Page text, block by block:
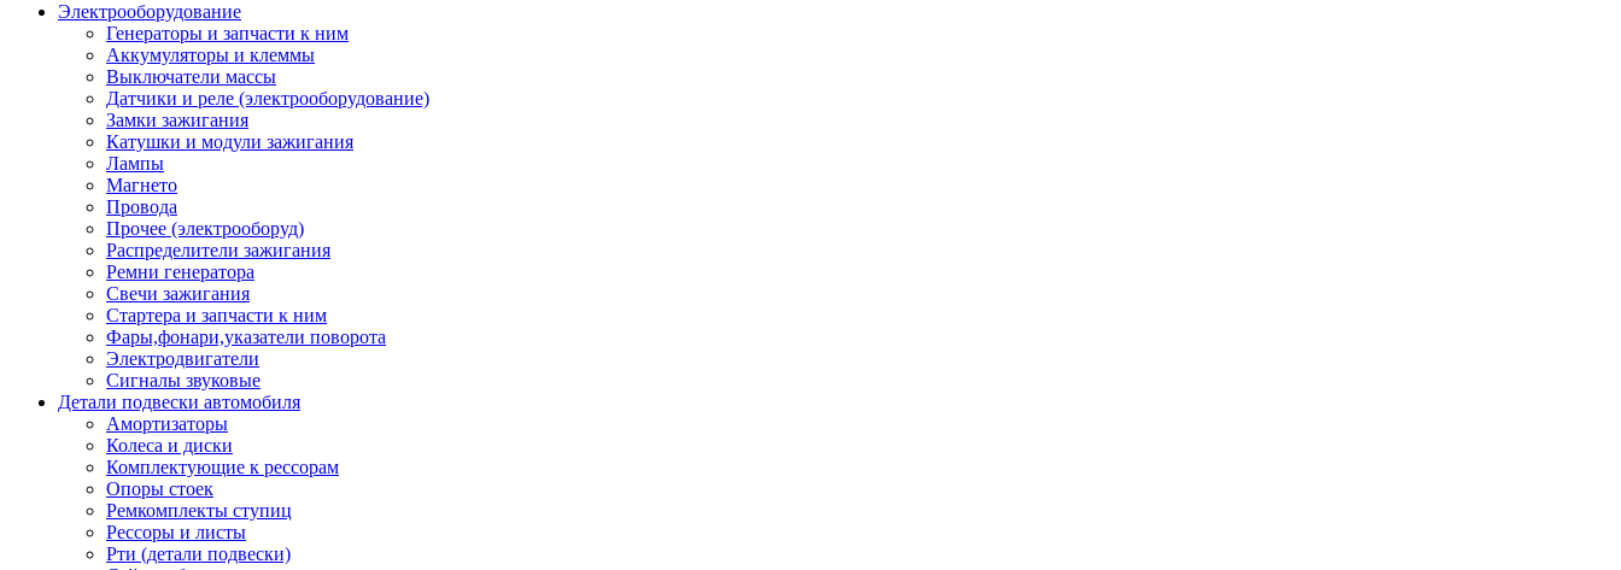
Электрооборудование
Генераторы и запчасти к ним
Аккумуляторы и клеммы
Выключатели массы
Датчики и реле (электрооборудование)
Замки зажигания
Катушки и модули зажигания
Лампы
Магнето
Провода
Прочее (электрооборуд)
Распределители зажигания
Ремни генератора
Свечи зажигания
Стартера и запчасти к ним
Фары,фонари,указатели поворота
Электродвигатели
Сигналы звуковые
Детали подвески автомобиля
Амортизаторы
Колеса и диски
Комплектующие к рессорам
Опоры стоек
Ремкомплекты ступиц
Рессоры и листы
Рти (детали подвески)